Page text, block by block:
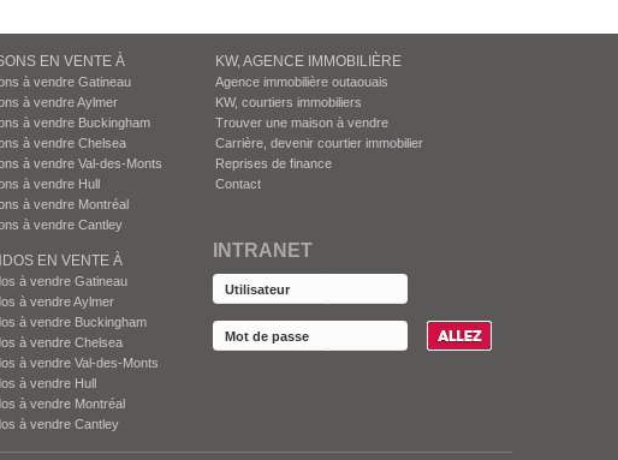
EN VENTE À
à vendre Gatineau
à vendre Aylmer
à vendre Buckingham
à vendre Chelsea
à vendre Val-des-Monts
à vendre Hull
à vendre Montréal
à vendre Cantley
EN VENTE À
à vendre Gatineau
à vendre Aylmer
à vendre Buckingham
à vendre Chelsea
à vendre Val-des-Monts
à vendre Hull
à vendre Montréal
à vendre Cantley
KW, AGENCE IMMOBILIÈRE
Agence immobilière outaouais
KW, courtiers immobiliers
Trouver une maison à vendre
Carrière, devenir courtier immobilier
Reprises de finance
Contact
INTRANET